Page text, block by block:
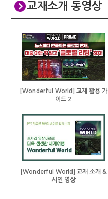
교재소개 동영상
[Wonderful World] 교재 활용 가
이드 2
[Wonderful World] 교재 소개 &
시연 영상